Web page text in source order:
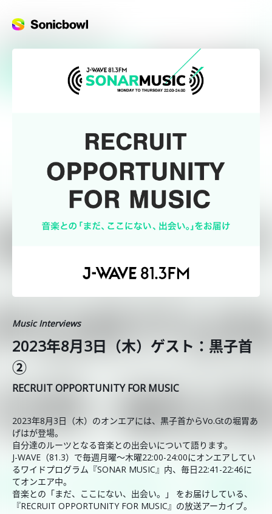
Music Interviews
2023年8月3日（木）ゲスト：黒子首
②
RECRUIT OPPORTUNITY FOR MUSIC
2023年8月3日（木）のオンエアには、黒子首からVo.Gtの堀胃あ
げはが登場。
自分達のルーツとなる音楽との出会いについて語ります。
J-WAVE（81.3）で毎週月曜～木曜22:00-24:00にオンエアしてい
るワイドプログラム『SONAR MUSIC』内、毎日22:41-22:46に
てオンエア中。
音楽との「まだ、ここにない、出会い。」 をお届けしている、
『RECRUIT OPPORTUNITY FOR MUSIC』の放送アーカイブ。